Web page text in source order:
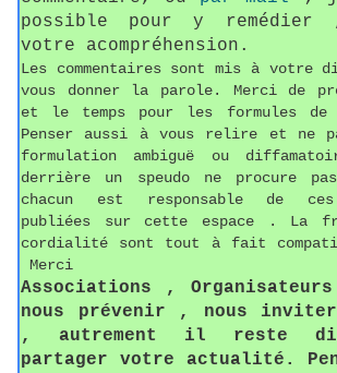
possible pour y remédier
votre acompréhension.
Les commentaires sont mis à votre
vous donner la parole. Merci de
et le temps pour les formules
Penser aussi à vous relire et ne
formulation ambiguë ou
derrière un speudo ne procure
chacun est responsable de
publiées sur cette espace . La
cordialité sont tout à fait
Merci
Associations ,
nous prévenir , nous
, autrement il reste
partager votre actualité.